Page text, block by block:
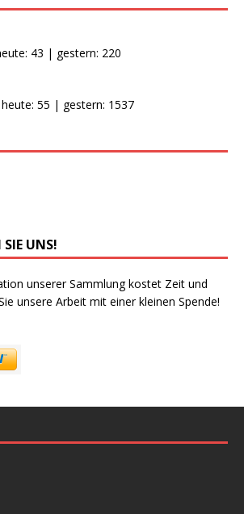
43 | gestern: 220
55 | gestern: 1537
UNS!
unserer Sammlung kostet Zeit und
unsere Arbeit mit einer kleinen Spende!